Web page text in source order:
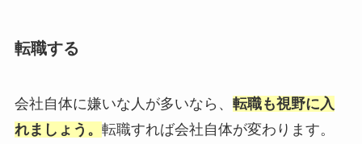
転職する
会社自体に嫌いな人が多いなら、 転職も視野に入
れましょう。 転職すれば会社自体が変わります。